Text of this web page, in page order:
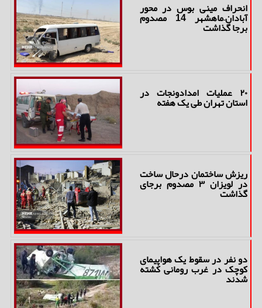
انحراف مینی بوس در محور
آبادان–ماهشهر 14 مصدوم
برجا گذاشت
۲۰ عملیات امدادونجات در
استان تهران طی یک هفته
ریزش ساختمان درحال ساخت
در لویزان ۳ مصدوم برجای
گذاشت
دو نفر در سقوط یک هواپیمای
کوچک در غرب رومانی کشته
شدند